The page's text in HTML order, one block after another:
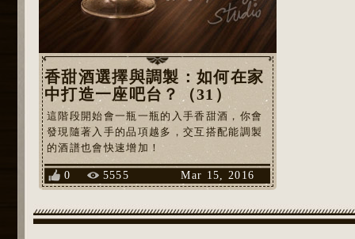
香甜酒選擇與調製：如何在家
中打造一座吧台？（31）
這階段開始會一瓶一瓶的入手香甜酒，你會
發現隨著入手的品項越多，交互搭配能調製
的酒譜也會快速增加！
0 5555 Mar 15, 2016